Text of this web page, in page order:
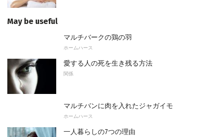
May be useful
マルチバークの鶏の羽
ホームハース
愛する人の死を生き残る方法
関係
マルチバンに肉を入れたジャガイモ
ホームハース
一人暮らしの7つの理由